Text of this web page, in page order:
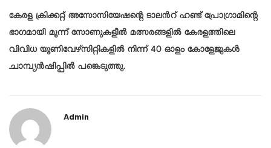
കേരള ക്രിക്കറ്റ് അസോസിയേഷന്റെ ടാലൻറ് ഹണ്ട് പ്രോഗ്രാമിന്റെ
ഭാഗമായി മൂന്ന് സോണുകളീൽ മത്സരങ്ങളിൽ കേരളത്തിലെ
വിവിധ യൂണിവേഴ്സിറ്റികളിൽ നിന്ന് 40 ഓളം കോളേജുകൾ
ചാമ്പ്യൻഷിപ്പിൽ പങ്കെടുത്തു.
Admin